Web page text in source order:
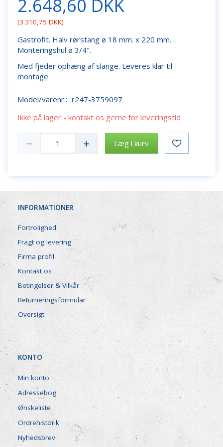
2.648,60 DKK
(3.310,75 DKK)
Gastrofit. Halv rørstang ø 18 mm. x 220 mm.
Monteringshul ø 3/4".
Med fjeder ophæng af slange. Leveres klar til
montage.
Model/varenr.: r247-3759097
Ikke på lager - kontakt os gerne for leveringstid
Læg i kurv
INFORMATIONER
Fortrolighed
Fragt og levering
Firma profil
Kontakt os
Betingelser & Vilkår
Returneringsformular
Oversigt
KONTO
Min konto
Adressebog
Ønskeliste
Ordrehistorik
Nyhedsbrev